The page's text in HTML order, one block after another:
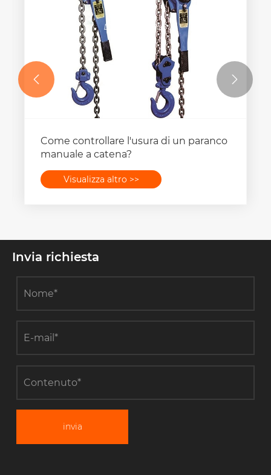
Come controllare l'usura di un paranco
manuale a catena?
Visualizza altro >>
 
Invia richiesta
invia